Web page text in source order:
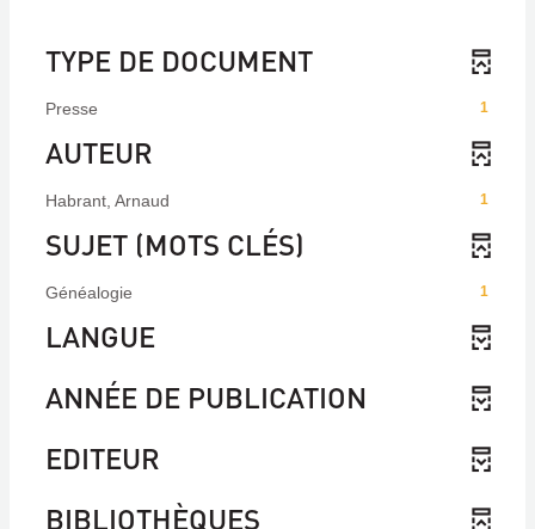
TYPE DE DOCUMENT
1
Presse
AUTEUR
1
Habrant, Arnaud
SUJET (MOTS CLÉS)
1
Généalogie
LANGUE
ANNÉE DE PUBLICATION
EDITEUR
BIBLIOTHÈQUES